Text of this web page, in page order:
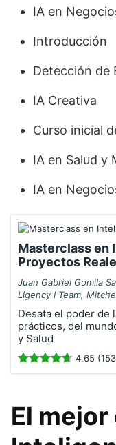
IA en
Introducción
Detección de
IA Creativa
Curso inicial
IA en Salud y
IA en
Masterclass en
Proyectos
Juan Gabriel Gomila
Ligency I Team,
Desata el poder de
prácticos, del
y Salud
4.65
El